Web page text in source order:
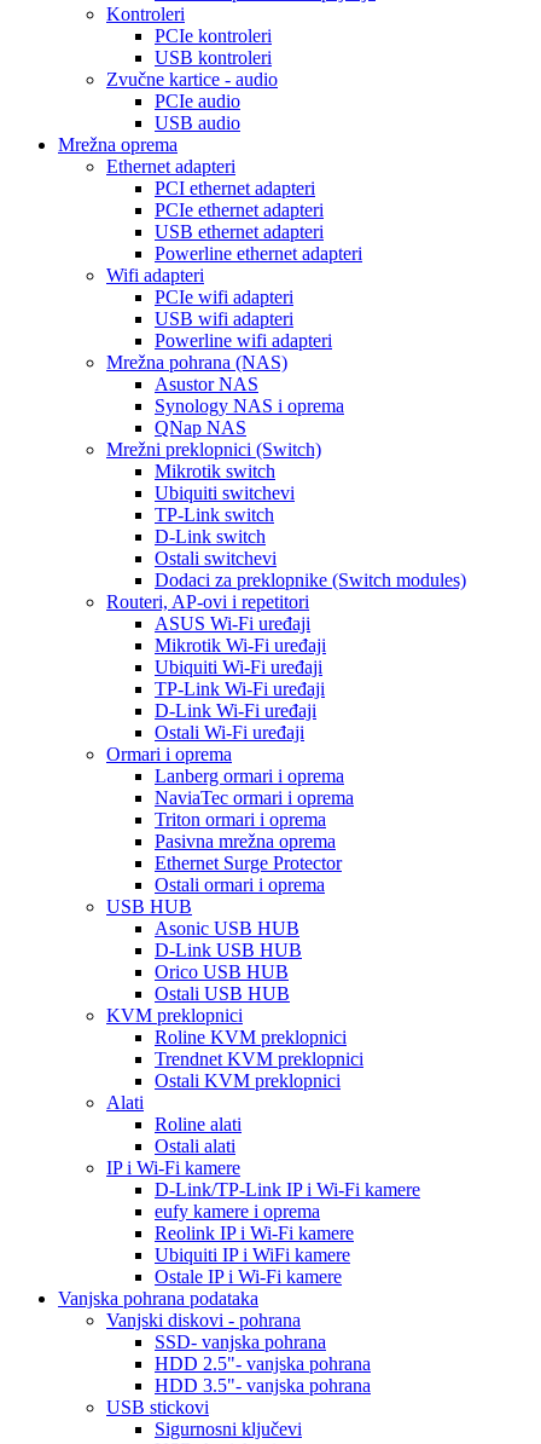
Kontroleri
PCIe kontroleri
USB kontroleri
Zvučne kartice - audio
PCIe audio
USB audio
Mrežna oprema
Ethernet adapteri
PCI ethernet adapteri
PCIe ethernet adapteri
USB ethernet adapteri
Powerline ethernet adapteri
Wifi adapteri
PCIe wifi adapteri
USB wifi adapteri
Powerline wifi adapteri
Mrežna pohrana (NAS)
Asustor NAS
Synology NAS i oprema
QNap NAS
Mrežni preklopnici (Switch)
Mikrotik switch
Ubiquiti switchevi
TP-Link switch
D-Link switch
Ostali switchevi
Dodaci za preklopnike (Switch modules)
Routeri, AP-ovi i repetitori
ASUS Wi-Fi uređaji
Mikrotik Wi-Fi uređaji
Ubiquiti Wi-Fi uređaji
TP-Link Wi-Fi uređaji
D-Link Wi-Fi uređaji
Ostali Wi-Fi uređaji
Ormari i oprema
Lanberg ormari i oprema
NaviaTec ormari i oprema
Triton ormari i oprema
Pasivna mrežna oprema
Ethernet Surge Protector
Ostali ormari i oprema
USB HUB
Asonic USB HUB
D-Link USB HUB
Orico USB HUB
Ostali USB HUB
KVM preklopnici
Roline KVM preklopnici
Trendnet KVM preklopnici
Ostali KVM preklopnici
Alati
Roline alati
Ostali alati
IP i Wi-Fi kamere
D-Link/TP-Link IP i Wi-Fi kamere
eufy kamere i oprema
Reolink IP i Wi-Fi kamere
Ubiquiti IP i WiFi kamere
Ostale IP i Wi-Fi kamere
Vanjska pohrana podataka
Vanjski diskovi - pohrana
SSD- vanjska pohrana
HDD 2.5"- vanjska pohrana
HDD 3.5"- vanjska pohrana
USB stickovi
Sigurnosni ključevi